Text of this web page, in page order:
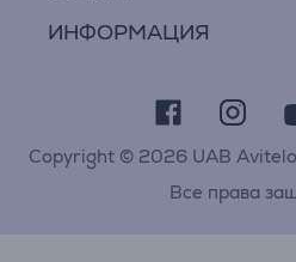
ИНФОРМАЦИЯ
Copyright © 2026 UAB
Все права